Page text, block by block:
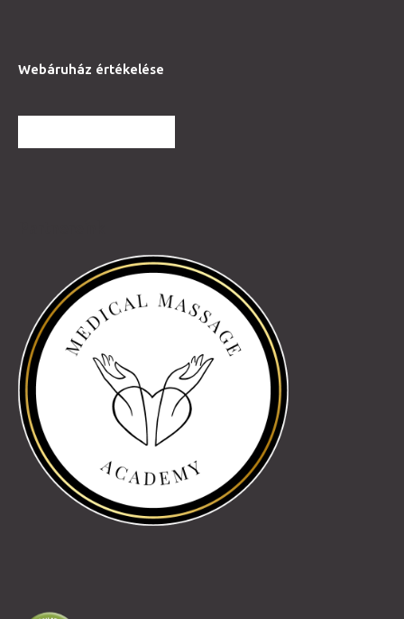
Webáruház értékelése